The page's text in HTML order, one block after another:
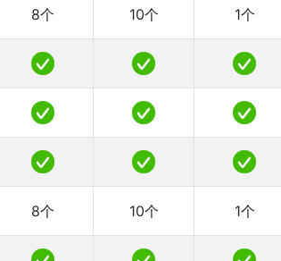
8个 10个 1个
8个 10个 1个